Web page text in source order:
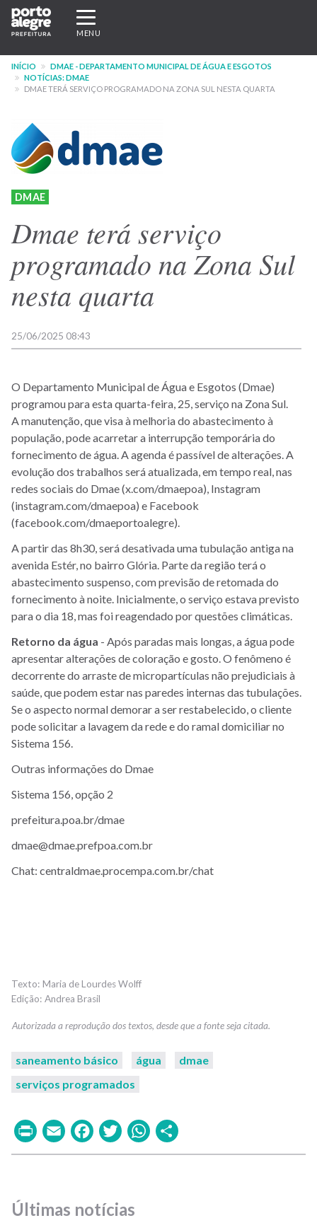
Pular
para
conteúdo
principal
Expandir/recolher
navegação
MENU
INÍCIO
DMAE - DEPARTAMENTO MUNICIPAL DE ÁGUA E ESGOTOS
NOTÍCIAS: DMAE
DMAE TERÁ SERVIÇO PROGRAMADO NA ZONA SUL NESTA QUARTA
DMAE
Dmae terá serviço
programado na Zona Sul
nesta quarta
25/06/2025 08:43
O Departamento Municipal de Água e Esgotos (Dmae)
programou para esta quarta-feira, 25, serviço na Zona Sul.
A manutenção, que visa à melhoria do abastecimento à
população, pode acarretar a interrupção temporária do
fornecimento de água. A agenda é passível de alterações. A
evolução dos trabalhos será atualizada, em tempo real, nas
redes sociais do Dmae (x.com/dmaepoa), Instagram
(instagram.com/dmaepoa) e Facebook
(facebook.com/dmaeportoalegre).
A partir das 8h30, será desativada uma tubulação antiga na
avenida Estér, no bairro Glória. Parte da região terá o
abastecimento suspenso, com previsão de retomada do
fornecimento à noite. Inicialmente, o serviço estava previsto
para o dia 18, mas foi reagendado por questões climáticas.
Retorno da água - Após paradas mais longas, a água pode
apresentar alterações de coloração e gosto. O fenômeno é
decorrente do arraste de micropartículas não prejudiciais à
saúde, que podem estar nas paredes internas das tubulações.
Se o aspecto normal demorar a ser restabelecido, o cliente
pode solicitar a lavagem da rede e do ramal domiciliar no
Sistema 156.
Outras informações do Dmae
Sistema 156, opção 2
prefeitura.poa.br/dmae
dmae@dmae.prefpoa.com.br
Chat: centraldmae.procempa.com.br/chat
Maria de Lourdes Wolff
Andrea Brasil
saneamento básico água
dmae
serviços programados
PrintEmailFacebook
TwitterWhatsApp
Últimas notícias